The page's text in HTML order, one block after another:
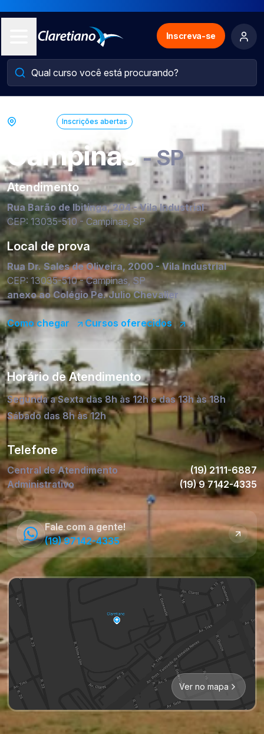
Inscreva-se
Inscrições abertas
Campinas- SP
Atendimento
Rua Barão de Ibitinga, 204 - Vila Industrial
CEP: 13035-510 - Campinas, SP
Local de prova
Rua Dr. Sales de Oliveira, 2000 - Vila Industrial
CEP: 13035-510 - Campinas, SP
anexo ao Colégio Pe. Julio Chevalier
Como chegar Cursos oferecidos
Horário de Atendimento
Segunda a Sexta das 8h às 12h e das 13h às 18h
Sábado das 8h às 12h
Telefone
Central de Atendimento
(19) 2111-6887
Administrativo
(19) 9 7142-4335
Fale com a gente!
(19) 97142-4335
Ver no mapa